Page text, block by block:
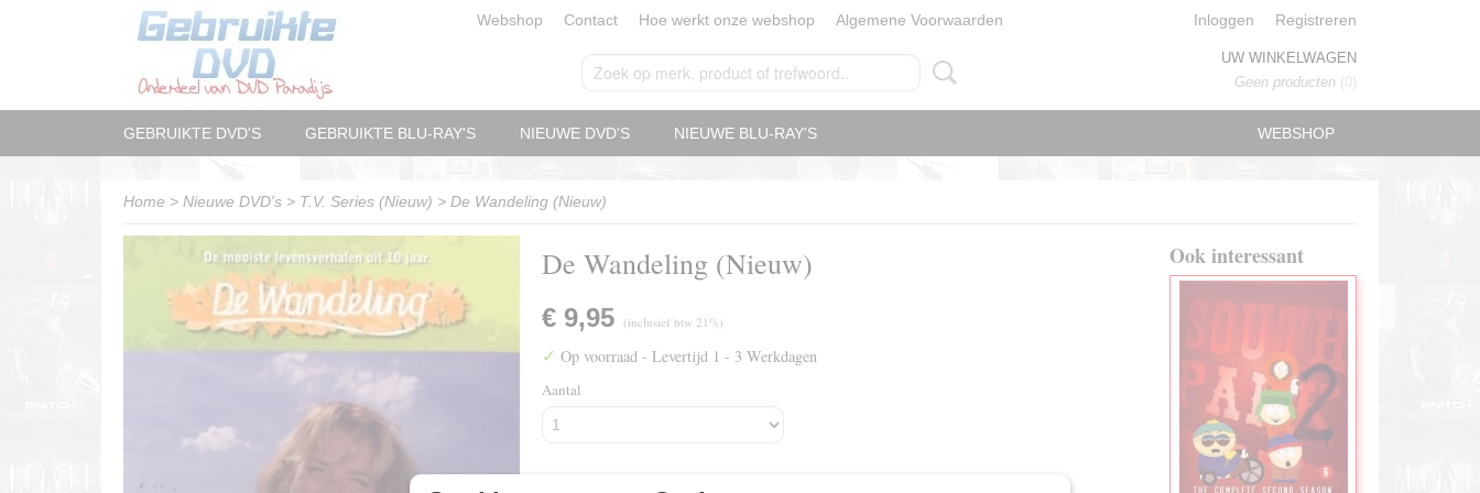
Webshop Contact Hoe werkt onze webshop Algemene Voorwaarden Inloggen Registreren
UW WINKELWAGEN
Geen producten (0)
WEBSHOP
GEBRUIKTE DVD'S GEBRUIKTE BLU-RAY'S NIEUWE DVD'S NIEUWE BLU-RAY'S
Home > Nieuwe DVD's > T.V. Series (Nieuw) > De Wandeling (Nieuw)
De Wandeling (Nieuw)
€ 9,95 (inclusief btw 21%)
✓ Op voorraad - Levertijd 1 - 3 Werkdagen
Aantal
Ook interessant